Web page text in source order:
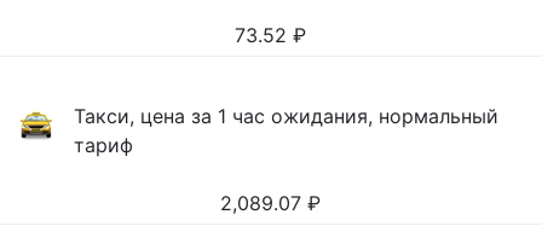
73.52 ₽
Такси, цена за 1 час ожидания, нормальный
тариф
2,089.07 ₽